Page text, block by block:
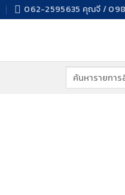
062-2595635 คุณจี /
ค้นหา: